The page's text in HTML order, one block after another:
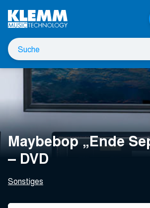
Hauptinhalt
Suche
nach
Maybebop „Ende
– DVD
Sonstiges